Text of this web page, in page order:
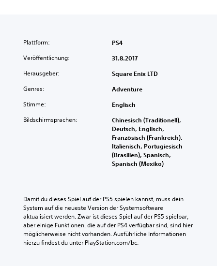
Plattform: PS4
Veröffentlichung: 31.8.2017
Herausgeber: Square Enix LTD
Genres: Adventure
Stimme: Englisch
Bildschirmsprachen:
Chinesisch (Traditionell),
Deutsch, Englisch,
Französisch (Frankreich),
Italienisch, Portugiesisch
(Brasilien), Spanisch,
Spanisch (Mexiko)
Damit du dieses Spiel auf der PS5 spielen kannst, muss dein
System auf die neueste Version der Systemsoftware
aktualisiert werden. Zwar ist dieses Spiel auf der PS5 spielbar,
aber einige Funktionen, die auf der PS4 verfügbar sind, sind hier
möglicherweise nicht vorhanden. Ausführliche Informationen
hierzu findest du unter PlayStation.com/bc.